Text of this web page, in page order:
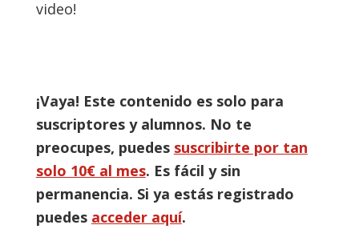
video!
¡Vaya! Este contenido es solo para
suscriptores y alumnos. No te
preocupes, puedes suscribirte por tan
solo 10€ al mes. Es fácil y sin
permanencia. Si ya estás registrado
puedes acceder aquí.